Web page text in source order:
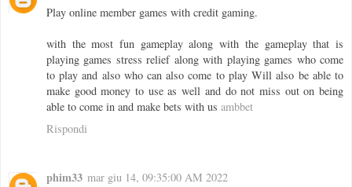
Play online member games with credit gaming.
with the most fun gameplay along with the gameplay that is
playing games stress relief along with playing games who come
to play and also who can also come to play Will also be able to
make good money to use as well and do not miss out on being
able to come in and make bets with us ambbet
Rispondi
phim33 mar giu 14, 09:35:00 AM 2022